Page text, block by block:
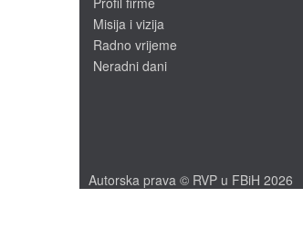
Misija i vizija
Radno vrijeme
Neradni dani
Autorska prava © RVP u FBiH 2026